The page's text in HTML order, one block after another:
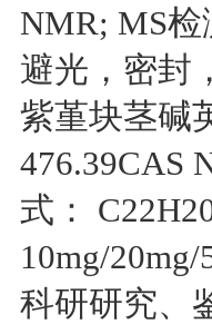
NMR; MS
避光，密封
紫堇块茎碱
476.39CAS
式：
10mg/
科研研究、